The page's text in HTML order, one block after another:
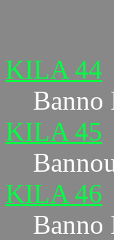
KILA 44
Banno
KILA 45
KILA 46
Banno